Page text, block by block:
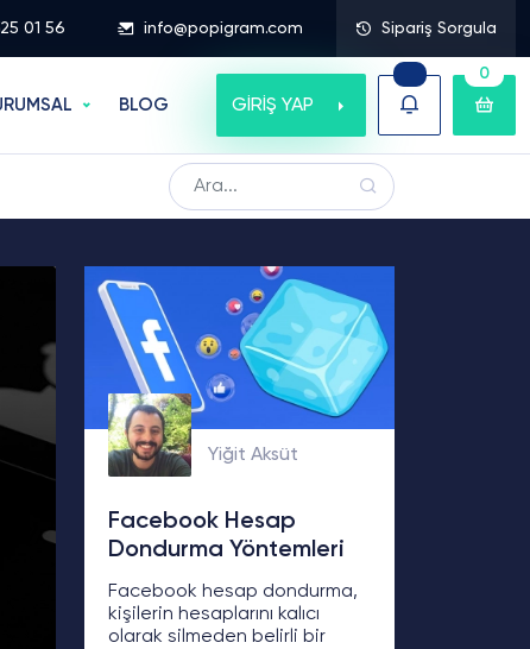
01 56 info@popigram.com Sipariş Sorgula
BLOG GİRİŞ YAP
0
Tinder Hesap Silme Nasıl
Yiğit Aksüt
Facebook Hesap
Dondurma Yöntemleri
Facebook hesap dondurma,
kişilerin hesaplarını kalıcı
olarak silmeden belirli bir